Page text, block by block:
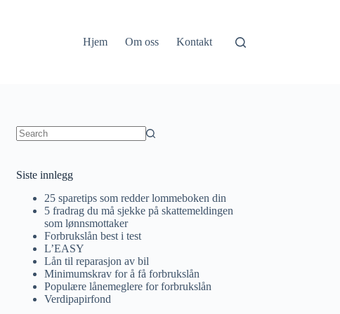
Hjem
Om oss Kontakt
Siste innlegg
25 sparetips som redder lommeboken din
5 fradrag du må sjekke på skattemeldingen
som lønnsmottaker
Forbrukslån best i test
L’EASY
Lån til reparasjon av bil
Minimumskrav for å få forbrukslån
Populære lånemeglere for forbrukslån
Verdipapirfond